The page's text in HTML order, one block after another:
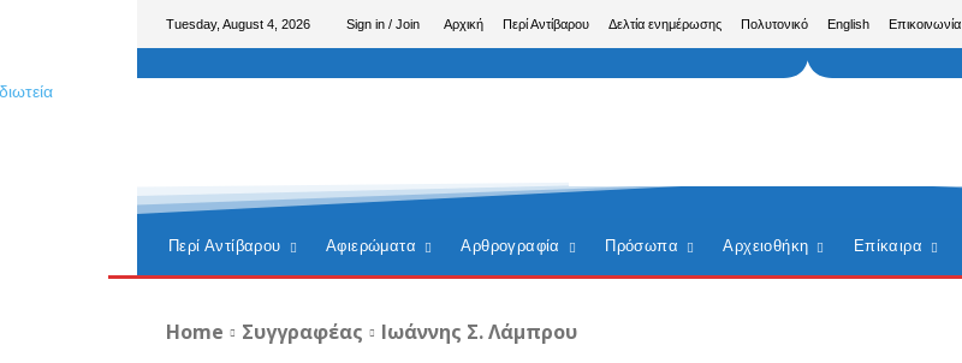
Tuesday, August 4, 2026 Sign in / Join Αρχική Περί Αντίβαρου Δελτία ενημέρωσης Πολυτονικό English Επικοινωνία
Περί Αντίβαρου Αφιερώματα Αρθρογραφία Πρόσωπα Αρχειοθήκη Επίκαιρα
Home Συγγραφέας Ιωάννης Σ. Λάμπρου